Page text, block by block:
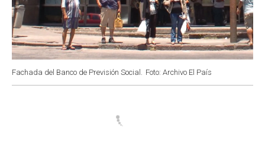
Fachada del Banco de Previsión Social. Foto: Archivo El País